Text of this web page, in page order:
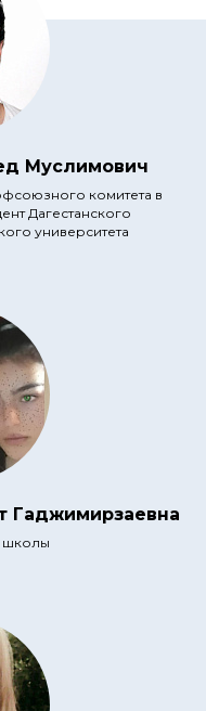
Муслимович
комитета в
Дагестанского
университета
Гаджимирзаевна
школы